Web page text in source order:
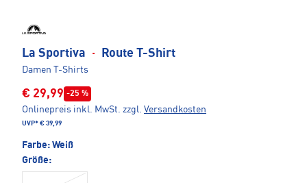
La Sportiva · Route T-Shirt
Damen T-Shirts
€ 29,99 -25 %
Onlinepreis inkl. MwSt. zzgl. Versandkosten
UVP* € 39,99
Farbe: Weiß
Größe: